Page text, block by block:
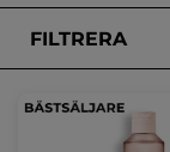
FILTRERA